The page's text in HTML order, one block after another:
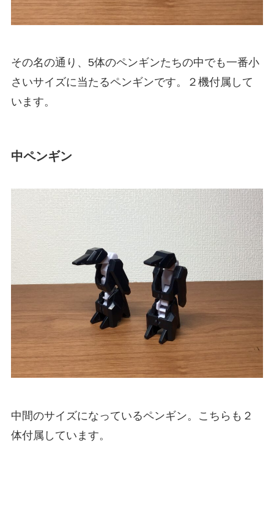
その名の通り、5体のペンギンたちの中でも一番小
さいサイズに当たるペンギンです。２機付属して
います。
中ペンギン
中間のサイズになっているペンギン。こちらも２
体付属しています。